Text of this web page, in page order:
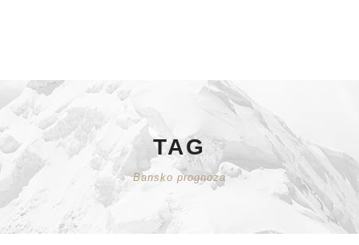
TAG
Bansko prognoza